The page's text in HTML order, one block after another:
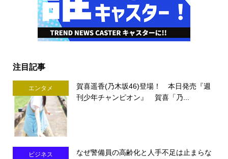
注目記事
エンタメ
賀喜遥香(乃木坂46)登場！ 本日発売『週
刊少年チャンピオン』 賀喜「乃...
ビジネス
なぜ警備員の高齢化と人手不足は止まらな